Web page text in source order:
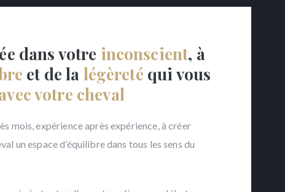
dans votre inconscient, à
et de la légèreté qui vous
votre cheval
mois, expérience après expérience, à créer
un espace d’équilibre dans tous les sens du